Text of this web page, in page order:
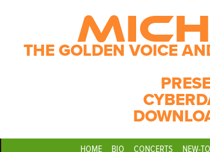
THE GOLDEN VOICE
HOME BIO CONCERTS NEW-